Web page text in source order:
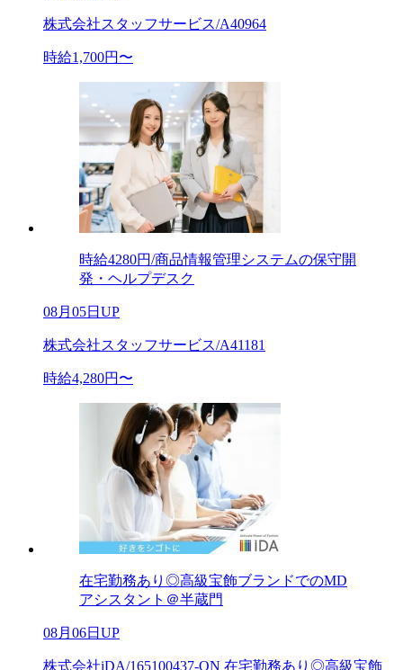
株式会社スタッフサービス/A40964
時給1,700円〜
時給4280円/商品情報管理システムの保守開
発・ヘルプデスク
08月05日UP
株式会社スタッフサービス/A41181
時給4,280円〜
在宅勤務あり◎高級宝飾ブランドでのMD
アシスタント＠半蔵門
08月06日UP
株式会社iDA/165100437-ON 在宅勤務あり◎高級宝飾